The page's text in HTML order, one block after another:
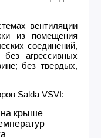
вентиляции
из помещения
соединений,
агрессивных
без твердых,
Salda VSVI:
на крыше